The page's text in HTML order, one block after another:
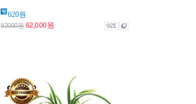
620원
82000원 62,000원